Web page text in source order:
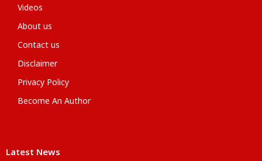
Videos
About us
Contact us
Disclaimer
Privacy Policy
Become An Author
Latest News